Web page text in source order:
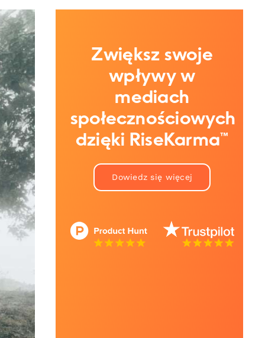
Zwiększ swoje
wpływy w
mediach
społecznościowych
dzięki RiseKarma™
Dowiedz się więcej